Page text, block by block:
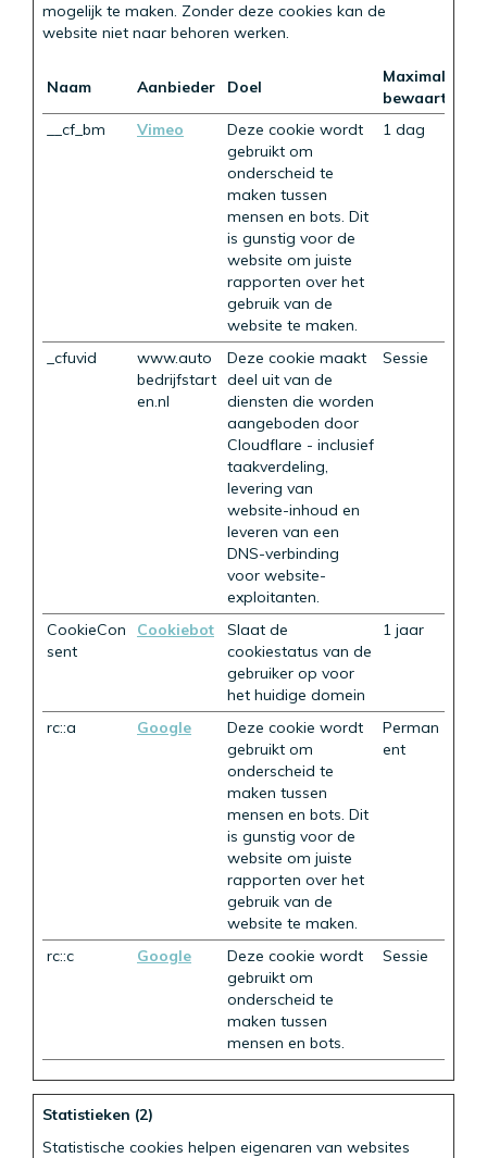
mogelijk te maken. Zonder deze cookies kan de
website niet naar behoren werken.
Naam Aanbieder Doel
Maximale
__cf_bm
Vimeo
Deze cookie wordt
gebruikt om
onderscheid te
maken tussen
mensen en bots. Dit
is gunstig voor de
website om juiste
rapporten over het
gebruik van de
website te maken.
1 dag
_cfuvid
www.auto
bedrijfstart
en.nl
Deze cookie maakt
deel uit van de
diensten die worden
aangeboden door
Cloudflare - inclusief
taakverdeling,
levering van
website-inhoud en
leveren van een
DNS-verbinding
voor website-
exploitanten.
Sessie
CookieCon
sent
Cookiebot
Slaat de
cookiestatus van de
gebruiker op voor
het huidige domein
1 jaar
rc::a Google
Deze cookie wordt
gebruikt om
onderscheid te
maken tussen
mensen en bots. Dit
is gunstig voor de
website om juiste
rapporten over het
gebruik van de
website te maken.
Perman
ent
rc::c Google
Deze cookie wordt
gebruikt om
onderscheid te
maken tussen
mensen en bots.
Sessie
Statistieken (2)
Statistische cookies helpen eigenaren van websites